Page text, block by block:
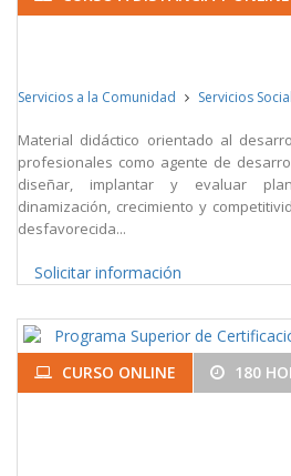
Servicios a la Comunidad Servicios
Material didáctico orientado al
profesionales como agente de
diseñar, implantar y evaluar
dinamización, crecimiento y
desfavorecida...
Solicitar información
CURSO ONLINE 180